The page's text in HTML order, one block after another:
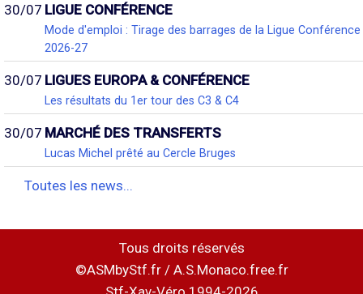
30/07 LIGUE CONFÉRENCE
Mode d'emploi : Tirage des barrages de la Ligue Conférence
2026-27
30/07 LIGUES EUROPA & CONFÉRENCE
Les résultats du 1er tour des C3 & C4
30/07 MARCHÉ DES TRANSFERTS
Lucas Michel prêté au Cercle Bruges
Toutes les news...
Tous droits réservés
©ASMbyStf.fr / A.S.Monaco.free.fr